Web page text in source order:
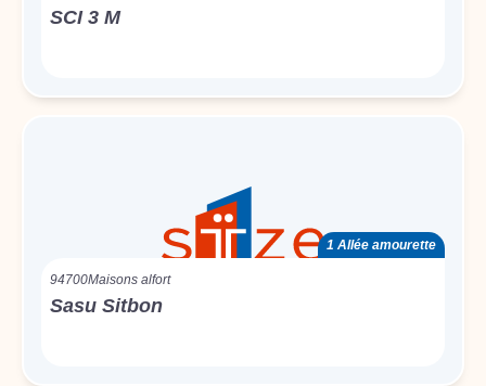
SCI 3 M
1 Allée amourette
94700Maisons alfort
Sasu Sitbon